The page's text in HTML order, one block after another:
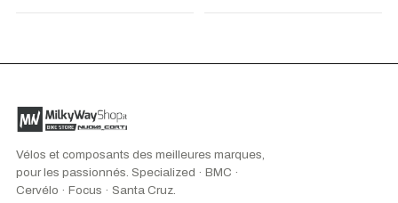
Vélos et composants des meilleures marques,
pour les passionnés. Specialized · BMC ·
Cervélo · Focus · Santa Cruz.